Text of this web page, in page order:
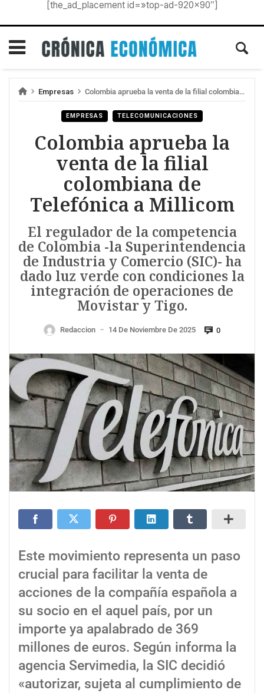
[the_ad_placement id=»top-ad-920×90″]
Empresas Colombia aprueba la venta de la filial colombiana de Telefónica a Millicom
EMPRESAS TELECOMUNICACIONES
Colombia aprueba la
venta de la filial
colombiana de
Telefónica a Millicom
El regulador de la competencia
de Colombia -la Superintendencia
de Industria y Comercio (SIC)- ha
dado luz verde con condiciones la
integración de operaciones de
Movistar y Tigo.
Redaccion — 14 De Noviembre De 2025 0
Este movimiento representa un paso
crucial para facilitar la venta de
acciones de la compañía española a
su socio en el aquel país, por un
importe ya apalabrado de 369
millones de euros. Según informa la
agencia Servimedia, la SIC decidió
«autorizar, sujeta al cumplimiento de